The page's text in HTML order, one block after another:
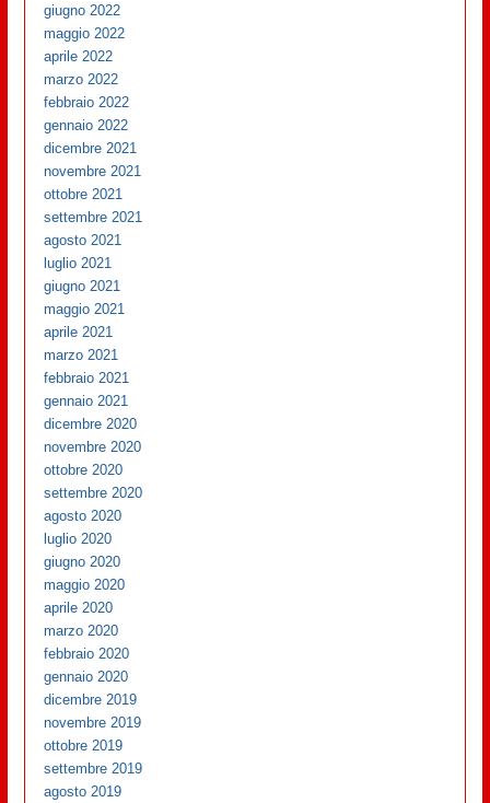
giugno 2022
maggio 2022
aprile 2022
marzo 2022
febbraio 2022
gennaio 2022
dicembre 2021
novembre 2021
ottobre 2021
settembre 2021
agosto 2021
luglio 2021
giugno 2021
maggio 2021
aprile 2021
marzo 2021
febbraio 2021
gennaio 2021
dicembre 2020
novembre 2020
ottobre 2020
settembre 2020
agosto 2020
luglio 2020
giugno 2020
maggio 2020
aprile 2020
marzo 2020
febbraio 2020
gennaio 2020
dicembre 2019
novembre 2019
ottobre 2019
settembre 2019
agosto 2019